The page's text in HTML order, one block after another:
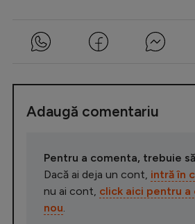
Adaugă comentariu
Pentru a comenta, trebuie
Dacă ai deja un cont, intră în
nu ai cont, click aici pentru a
nou